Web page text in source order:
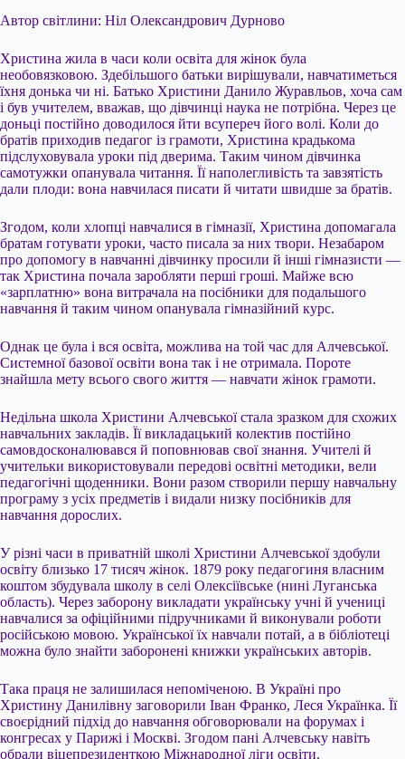
Автор світлини: Ніл Олександрович Дурново
Христина жила в часи коли освіта для жінок була
необовязковою. Здебільшого батьки вирішували, навчатиметься
їхня донька чи ні. Батько Христини Данило Журавльов, хоча сам
і був учителем, вважав, що дівчинці наука не потрібна. Через це
доньці постійно доводилося йти всупереч його волі. Коли до
братів приходив педагог із грамоти, Христина крадькома
підслуховувала уроки під дверима. Таким чином дівчинка
самотужки опанувала читання. Її наполегливість та завзятість
дали плоди: вона навчилася писати й читати швидше за братів.
Згодом, коли хлопці навчалися в гімназії, Христина допомагала
братам готувати уроки, часто писала за них твори. Незабаром
про допомогу в навчанні дівчинку просили й інші гімназисти —
так Христина почала заробляти перші гроші. Майже всю
«зарплатню» вона витрачала на посібники для подальшого
навчання й таким чином опанувала гімназійний курс.
Однак це була і вся освіта, можлива на той час для Алчевської.
Системної базової освіти вона так і не отримала. Пороте
знайшла мету всього свого життя — навчати жінок грамоти.
Недільна школа Христини Алчевської стала зразком для схожих
навчальних закладів. Її викладацький колектив постійно
самовдосконалювався й поповнював свої знання. Учителі й
учительки використовували передові освітні методики, вели
педагогічні щоденники. Вони разом створили першу навчальну
програму з усіх предметів і видали низку посібників для
навчання дорослих.
У різні часи в приватній школі Христини Алчевської здобули
освіту близько 17 тисяч жінок. 1879 року педагогиня власним
коштом збудувала школу в селі Олексіївське (нині Луганська
область). Через заборону викладати українську учні й учениці
навчалися за офіційними підручниками й виконували роботи
російською мовою. Української їх навчали потай, а в бібліотеці
можна було знайти заборонені книжки українських авторів.
Така праця не залишилася непоміченою. В Україні про
Христину Данилівну заговорили Іван Франко, Леся Українка. Її
своєрідний підхід до навчання обговорювали на форумах і
конгресах у Парижі і Москві. Згодом пані Алчевську навіть
обрали віцепрезиденткою Міжнародної ліги освіти.